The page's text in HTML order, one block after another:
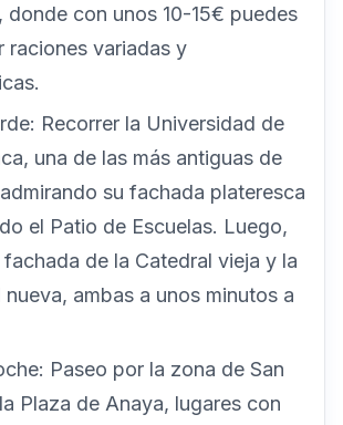
donde con unos 10-15€ puedes
raciones variadas y
Recorrer la Universidad de
una de las más antiguas de
su fachada plateresca
el Patio de Escuelas. Luego,
de la Catedral vieja y la
nueva, ambas a unos minutos a
Paseo por la zona de San
Plaza de Anaya, lugares con